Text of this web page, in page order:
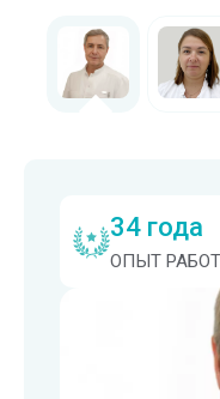
34 года
ОПЫТ